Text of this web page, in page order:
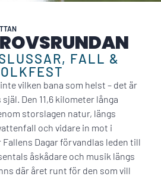
FALL &
vilken bana som helst – det är
Den 11,6 kilometer långa
storslagen natur, längs
och vidare in mot i
Dagar förvandlas leden till
åskådare och musik längs
där året runt för den som vill